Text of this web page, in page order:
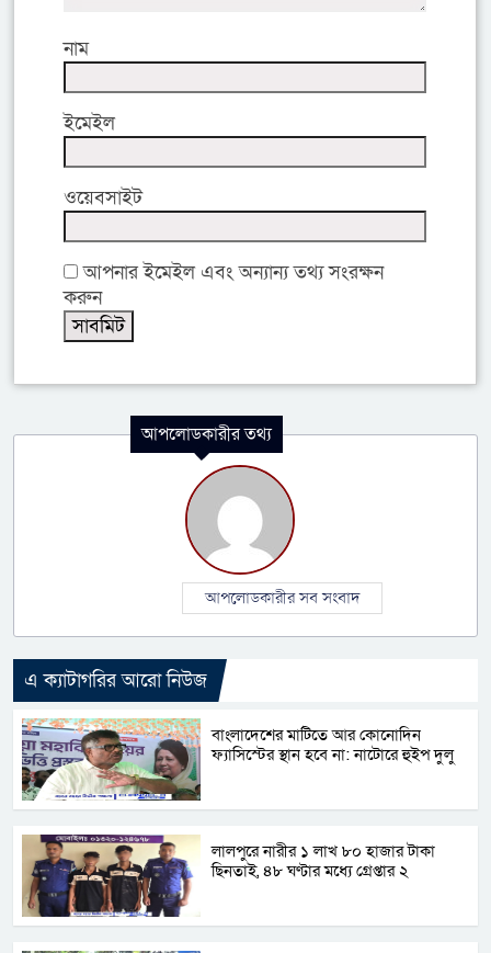
নাম
ইমেইল
ওয়েবসাইট
আপনার ইমেইল এবং অন্যান্য তথ্য সংরক্ষন
করুন
আপলোডকারীর তথ্য
আপলোডকারীর সব সংবাদ
এ ক্যাটাগরির আরো নিউজ
বাংলাদেশের মাটিতে আর কোনোদিন
ফ্যাসিস্টের স্থান হবে না: নাটোরে হুইপ দুলু
লালপুরে নারীর ১ লাখ ৮০ হাজার টাকা
ছিনতাই, ৪৮ ঘণ্টার মধ্যে গ্রেপ্তার ২